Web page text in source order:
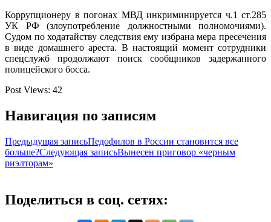
Коррупционеру в погонах МВД инкриминируется ч.1 ст.285
УК РФ (злоупотребление должностными полномочиями).
Судом по ходатайству следствия ему избрана мера пресечения
в виде домашнего ареста. В настоящий момент сотрудники
спецслужб продолжают поиск сообщников задержанного
полицейского босса.
Post Views: 42
Навигация по записям
Предыдущая записьПедофилов в России становится все
больше?Следующая записьВынесен приговор «черным
риэлторам»
Поделиться в соц. сетях: